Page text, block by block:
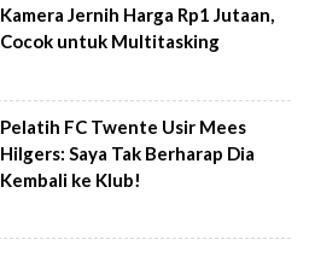
Kamera Jernih Harga Rp1 Jutaan,
Cocok untuk Multitasking
Pelatih FC Twente Usir Mees
Hilgers: Saya Tak Berharap Dia
Kembali ke Klub!